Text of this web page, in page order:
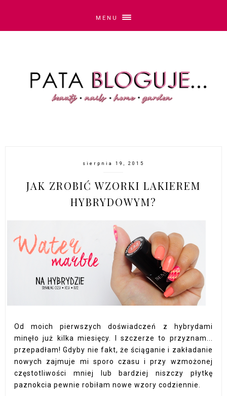
MENU
sierpnia 19, 2015
JAK ZROBIĆ WZORKI LAKIEREM
HYBRYDOWYM?
Od moich pierwszych doświadczeń z hybrydami
minęło już kilka miesięcy. I szczerze to przyznam...
przepadłam! Gdyby nie fakt, że ściąganie i zakładanie
nowych zajmuje mi sporo czasu i przy wzmożonej
częstotliwości mniej lub bardziej niszczy płytkę
paznokcia pewnie robiłam nowe wzory codziennie.